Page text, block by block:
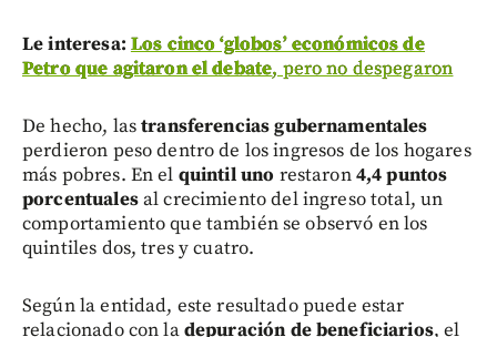
Le interesa: Los cinco ‘globos’ económicos de
Petro que agitaron el debate, pero no despegaron
De hecho, lastransferencias gubernamentales
perdieron peso dentro de los ingresos de los hogares
más pobres. En el quintil uno restaron4,4 puntos
porcentualesal crecimiento del ingreso total, un
comportamiento que también se observó en los
quintiles dos, tres y cuatro.
Según la entidad, este resultado puede estar
relacionado con ladepuración de beneficiarios, el